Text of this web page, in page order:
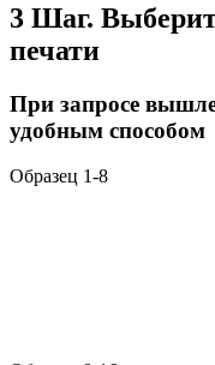
3 Шаг.
печати
При запросе
удобным способом
Образец 1-8